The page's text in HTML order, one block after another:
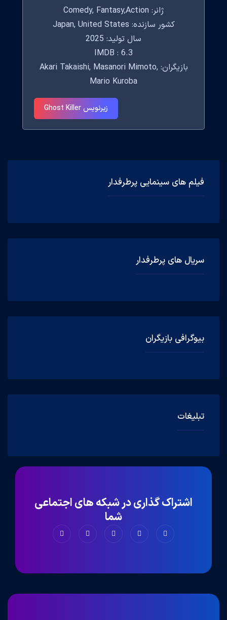
فیلم های سینمایی پرطرفدار
سریال های پرطرفدار
بیوگرافی بازیگران
تبلیغات
ژانر: Comedy, Fantasy,Action
کشور سازنده: Japan, United States
سال تولید: 2025
IMDB : 6.3
بازیگران: Akari Takaishi, Masanori Mimoto,
Mario Kuroba
زیرنویس Ghost Killer
اشتراک گذاری در شبکه های اجتماعی
شما